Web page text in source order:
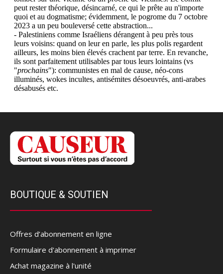
BOUTIQUE & SOUTIEN
Offres d’abonnement en ligne
Formulaire d'abonnement à imprimer
Achat magazine à l'unité